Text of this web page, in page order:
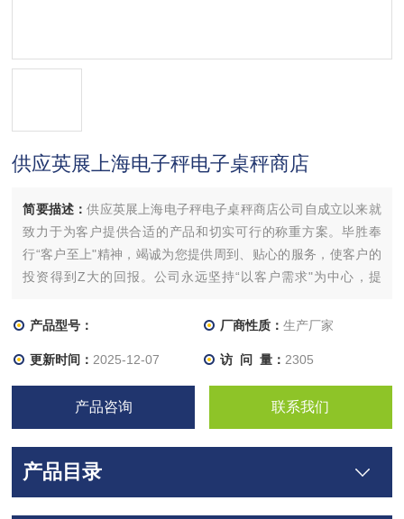
供应英展上海电子秤电子桌秤商店
简要描述：供应英展上海电子秤电子桌秤商店公司自成立以来就
致力于为客户提供合适的产品和切实可行的称重方案。毕胜奉
行“客户至上"精神，竭诚为您提供周到、贴心的服务，使客户的
投资得到Z大的回报。公司永远坚持“以客户需求"为中心，提
新中求发展，坚持以“，服务周到"的发展战略和“诚信务实"的服
产品型号： 厂商性质： 生产厂家
更新时间： 2025-12-07 访 问 量： 2305
产品咨询 联系我们
产品目录